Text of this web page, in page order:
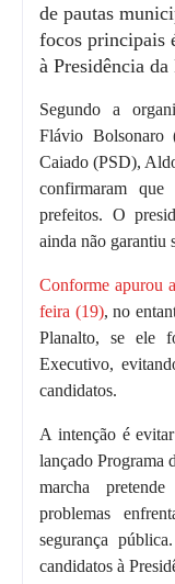
de pautas
focos principais
à Presidência
Segundo a
Flávio Bolsonaro
Caiado (PSD),
confirmaram
prefeitos. O
ainda não garantiu
Conforme apurou
feira (19), no
Planalto, se ele
Executivo,
candidatos.
A intenção é
lançado Programa
marcha
problemas
segurança
candidatos à